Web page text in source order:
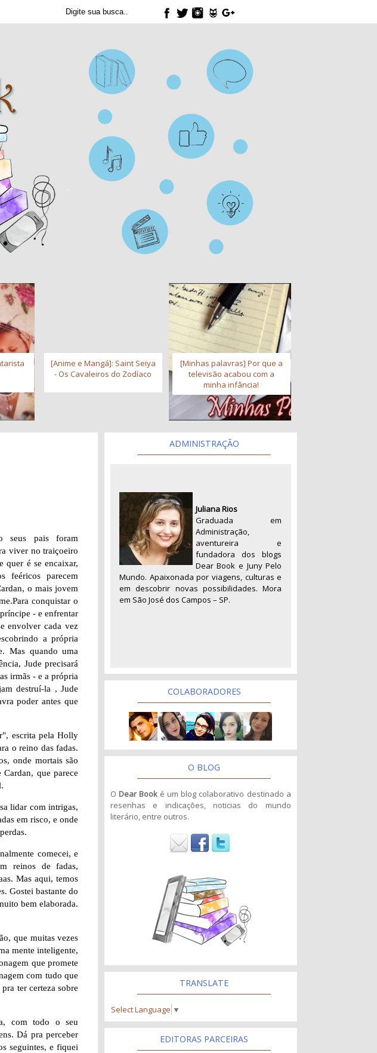
[Anime e Mangá]: Saint Seiya
- Os Cavaleiros do Zodíaco
[Minhas palavras] Por que a
televisão acabou com a
minha infância!
seus pais foram
viver no traiçoeiro
quer é se encaixar,
feéricos parecem
o mais jovem
conquistar o
- e enfrentar
envolver cada vez
a própria
Mas quando uma
Jude precisará
irmãs - e a própria
destruí-la , Jude
poder antes que
escrita pela Holly
o reino das fadas.
onde mortais são
que parece
lidar com intrigas,
em risco, e onde
comecei, e
reinos de fadas,
Mas aqui, temos
Gostei bastante do
bem elaborada.
que muitas vezes
mente inteligente,
que promete
com tudo que
ter certeza sobre
com todo o seu
Dá pra perceber
seguintes, e fiquei
ADMINISTRAÇÃO
Juliana Rios
Graduada em
Administração,
aventureira e
fundadora dos blogs
Dear Book e Juny Pelo
Mundo. Apaixonada por viagens, culturas e
em descobrir novas possibilidades. Mora
em São José dos Campos – SP.
COLABORADORES
O BLOG
O Dear Book é um blog colaborativo destinado a
resenhas e indicações, noticias do mundo
literário, entre outros.
TRANSLATE
Select Language ▼
EDITORAS PARCEIRAS